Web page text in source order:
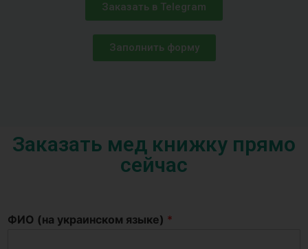
Заказать в Telegram
Заполнить форму
Заказать мед книжку прямо
сейчас
ФИО (на украинском языке) *